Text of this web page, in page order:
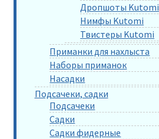
Дропшоты Kutomi
Нимфы Kutomi
Твистеры Kutomi
Приманки для нахлыста
Наборы приманок
Насадки
Подсачеки, садки
Подсачеки
Садки
Садки фидерные